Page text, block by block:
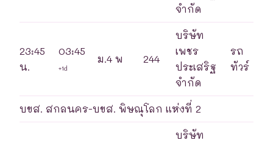
จำกัด
23:45
น.
03:45
+1d
ม.4 พ 244
บริษัท
เพชร
ประเสริฐ
จำกัด
รถ
ทัวร์
บขส. สกลนคร-บขส. พิษณุโลก แห่งที่ 2
บริษัท